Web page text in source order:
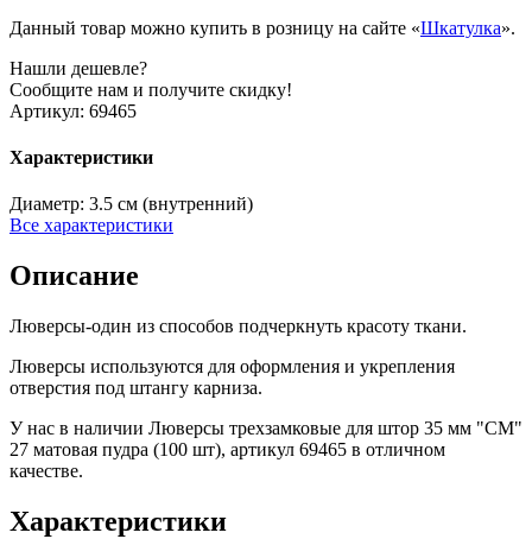
Данный товар можно купить в розницу на сайте «Шкатулка».
Нашли дешевле?
Сообщите нам и получите скидку!
Артикул: 69465
Характеристики
Диаметр: 3.5 см (внутренний)
Все характеристики
Описание
Люверсы-один из способов подчеркнуть красоту ткани.
Люверсы используются для оформления и укрепления
отверстия под штангу карниза.
У нас в наличии Люверсы трехзамковые для штор 35 мм "СМ"
27 матовая пудра (100 шт), артикул 69465 в отличном
качестве.
Характеристики